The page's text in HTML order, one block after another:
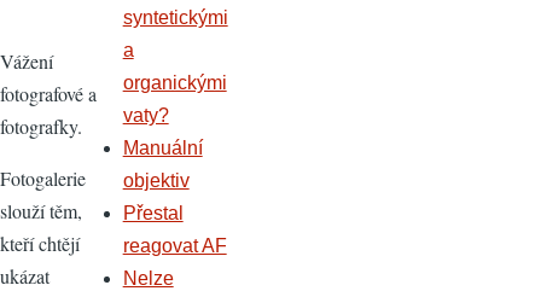
Vážení
fotografové a
fotografky.
Fotogalerie
slouží těm,
kteří chtějí
ukázat
syntetickými
a
organickými
vaty?
Manuální
objektiv
Přestal
reagovat AF
Nelze